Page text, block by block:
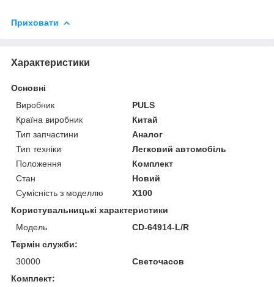
Приховати
Характеристики
Основні
Виробник
PULS
Країна виробник
Китай
Тип запчастини
Аналог
Тип техніки
Легковий автомобіль
Положення
Комплект
Стан
Новий
Сумісність з моделлю
X100
Користувальницькі характеристики
Модель
CD-64914-L/R
Термін служби:
30000
Светочасов
Комплект: